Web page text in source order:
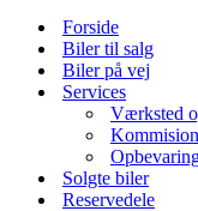
Forside
Biler til salg
Biler på vej
Services
Værksted
Solgte biler
Reservedele